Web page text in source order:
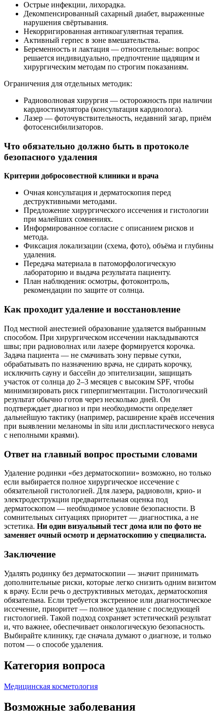
Острые инфекции, лихорадка.
Декомпенсированный сахарный диабет, выраженные
нарушения свёртывания.
Некорригированная антикоагулянтная терапия.
Активный герпес в зоне вмешательства.
Беременность и лактация — относительные: вопрос
решается индивидуально, предпочтение щадящим и
хирургическим методам по строгим показаниям.
Ограничения для отдельных методик:
Радиоволновая хирургия — осторожность при наличии
кардиостимулятора (консультация кардиолога).
Лазер — фоточувствительность, недавний загар, приём
фотосенсибилизаторов.
Что обязательно должно быть в протоколе
безопасного удаления
Критерии добросовестной клиники и врача
Очная консультация и дерматоскопия перед
деструктивными методами.
Предложение хирургического иссечения и гистологии
при малейших сомнениях.
Информированное согласие с описанием рисков и
метода.
Фиксация локализации (схема, фото), объёма и глубины
удаления.
Передача материала в патоморфологическую
лабораторию и выдача результата пациенту.
План наблюдения: осмотры, фотоконтроль,
рекомендации по защите от солнца.
Как проходит удаление и восстановление
Под местной анестезией образование удаляется выбранным
способом. При хирургическом иссечении накладываются
швы; при радиоволнах или лазере формируется корочка.
Задача пациента — не смачивать зону первые сутки,
обрабатывать по назначению врача, не сдирать корочку,
исключить сауну и бассейн до эпителизации, защищать
участок от солнца до 2–3 месяцев с высоким SPF, чтобы
минимизировать риск гиперпигментации. Гистологический
результат обычно готов через несколько дней. Он
подтверждает диагноз и при необходимости определяет
дальнейшую тактику (например, расширение краёв иссечения
при выявлении меланомы in situ или диспластического невуса
с неполными краями).
Ответ на главный вопрос простыми словами
Удаление родинки «без дерматоскопии» возможно, но только
если выбирается полное хирургическое иссечение с
обязательной гистологией. Для лазера, радиоволн, крио- и
электродеструкции предварительная оценка под
дерматоскопом — необходимое условие безопасности. В
сомнительных ситуациях приоритет — диагностика, а не
эстетика. Ни один визуальный тест дома или по фото не
заменяет очный осмотр и дерматоскопию у специалиста.
Заключение
Удалять родинку без дерматоскопии — значит принимать
дополнительные риски, которые легко снизить одним визитом
к врачу. Если речь о деструктивных методах, дерматоскопия
обязательна. Если требуется экстренное или диагностическое
иссечение, приоритет — полное удаление с последующей
гистологией. Такой подход сохраняет эстетический результат
и, что важнее, обеспечивает онкологическую безопасность.
Выбирайте клинику, где сначала думают о диагнозе, и только
потом — о способе удаления.
Категория вопроса
Медицинская косметология
Возможные заболевания